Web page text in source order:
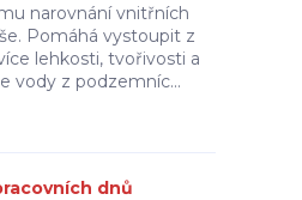
narovnání vnitřních
Pomáhá vystoupit z
lehkosti, tvořivosti a
vody z podzemníc...
dnů